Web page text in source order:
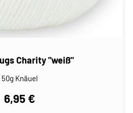
Charity "weiß"
50g Knäuel
6,95 €